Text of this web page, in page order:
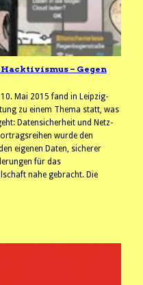
Hacktivismus – Gegen
Mai 2015 fand in Leipzig-
zu einem Thema statt, was
Datensicherheit und Netz-
wurde den
eigenen Daten, sicherer
für das
nahe gebracht. Die